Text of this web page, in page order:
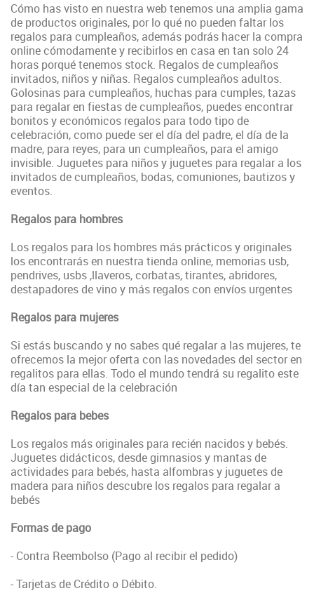
Cómo has visto en nuestra web tenemos una amplia gama
de productos originales, por lo qué no pueden faltar los
regalos para cumpleaños, además podrás hacer la compra
online cómodamente y recibirlos en casa en tan solo 24
horas porqué tenemos stock. Regalos de cumpleaños
invitados, niños y niñas. Regalos cumpleaños adultos.
Golosinas para cumpleaños, huchas para cumples, tazas
para regalar en fiestas de cumpleaños, puedesencontrar
bonitos y económicos regalos para todo tipo de
celebración, como puede ser el día del padre, el día de la
madre, para reyes, para un cumpleaños, para el amigo
invisible. Juguetes para niños y juguetes para regalar a los
invitados de cumpleaños, bodas, comuniones, bautizos y
eventos.
Regalos para hombres
Los regalos para los hombres más prácticos y originales
los encontrarás en nuestra tienda online, memorias usb,
pendrives, usbs ,llaveros, corbatas, tirantes, abridores,
destapadores de vino y más regalos con envíos urgentes
Regalos para mujeres
Si estás buscando y no sabes qué regalar a las mujeres, te
ofrecemos la mejor oferta con las novedades del sector en
regalitos para ellas. Todo el mundo tendrá su regalito este
día tan especial de la celebración
Regalos para bebes
Los regalos más originales para recién nacidos y bebés.
Juguetes didácticos, desde gimnasios y mantas de
actividades para bebés, hasta alfombras y juguetes de
madera para niños descubre los regalos para regalar a
bebés
Formas de pago
- Contra Reembolso (Pago al recibir el pedido)
- Tarjetas de Crédito o Débito.